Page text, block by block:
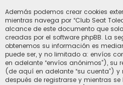
Además podemos crear cookies
mientras navega por “Club Seat
alcance de este documento que
creadas por el software phpBB. La
obtenemos su información es
puede ser, y no limitado a: envíos
en adelante “envíos anónimos”), su
(de aquí en adelante “su cuenta”)
después de registrarse y mientras